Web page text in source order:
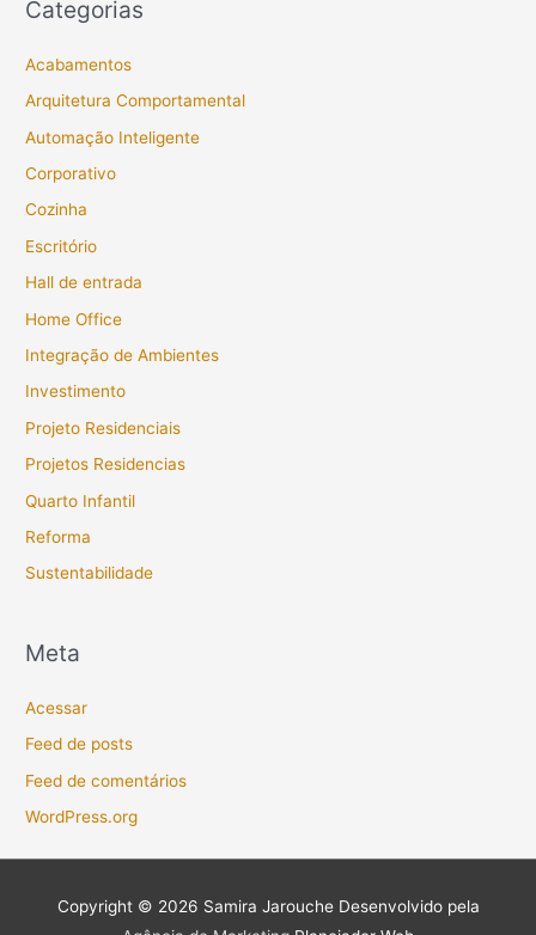
Categorias
Acabamentos
Arquitetura Comportamental
Automação Inteligente
Corporativo
Cozinha
Escritório
Hall de entrada
Home Office
Integração de Ambientes
Investimento
Projeto Residenciais
Projetos Residencias
Quarto Infantil
Reforma
Sustentabilidade
Meta
Acessar
Feed de posts
Feed de comentários
WordPress.org
Copyright © 2026 Samira JaroucheDesenvolvido pela